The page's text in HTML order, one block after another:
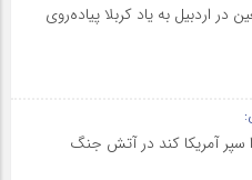
در اردبیل به یاد کربلا پیاده‌روی
آمریکا کند در آتش جنگ